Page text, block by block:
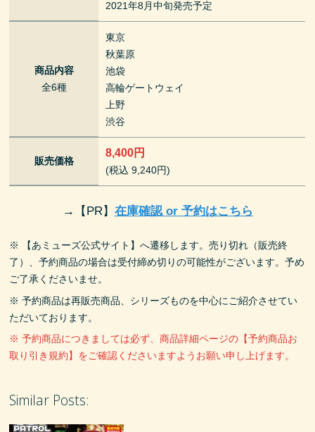
2021年8月中旬発売予定
商品内容
全6種
東京
秋葉原
池袋
高輪ゲートウェイ
上野
渋谷
販売価格
8,400円
(税込 9,240円)
→ 【PR】 在庫確認 or 予約はこちら
※ 【あミューズ公式サイト】へ遷移します。売り切れ（販売終
了）、予約商品の場合は受付締め切りの可能性がございます。予め
ご了承くださいませ。
※ 予約商品は再販売商品、シリーズものを中心にご紹介させてい
ただいております。
※ 予約商品につきましては必ず、商品詳細ページの【予約商品お
取り引き規約】をご確認くださいますようお願い申し上げます。
Similar Posts: